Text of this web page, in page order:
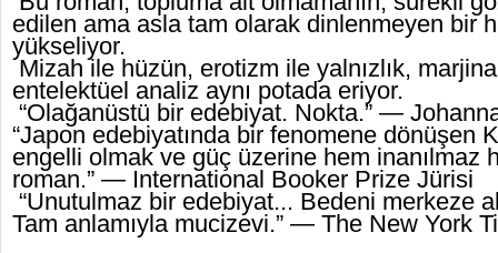
edilen ama asla tam olarak dinlenmeyen bir
yükseliyor.
Mizah ile hüzün, erotizm ile yalnızlık,
entelektüel analiz aynı potada eriyor.
“Olağanüstü bir edebiyat. Nokta.” —
“Japon edebiyatında bir fenomene dönüşen
engelli olmak ve güç üzerine hem inanılmaz
roman.” — International Booker Prize Jürisi
“Unutulmaz bir edebiyat... Bedeni merkeze
Tam anlamıyla mucizevi.” — The New York